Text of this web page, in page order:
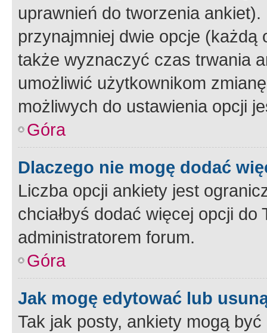
uprawnień do tworzenia
przynajmniej dwie opcje
także wyznaczyć czas trwania
umożliwić użytkownikom
możliwych do ustawienia opcji
Góra
Dlaczego nie mogę dodać
Liczba opcji ankiety jest
chciałbyś dodać więcej opcji
administratorem forum.
Góra
Jak mogę edytować lub
Tak jak posty, ankiety mogą